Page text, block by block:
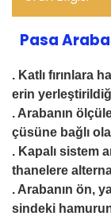
Pasa
. Katlı fırınlara
erin
. Arabanın
çüsüne bağlı
. Kapalı sistem
thanelere
. Arabanın ön,
sindeki